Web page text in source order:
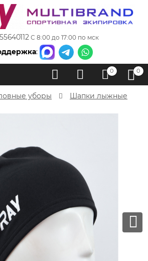
С 8:00 до 17:00 по мск
:
0 0
уборы Шапки лыжные